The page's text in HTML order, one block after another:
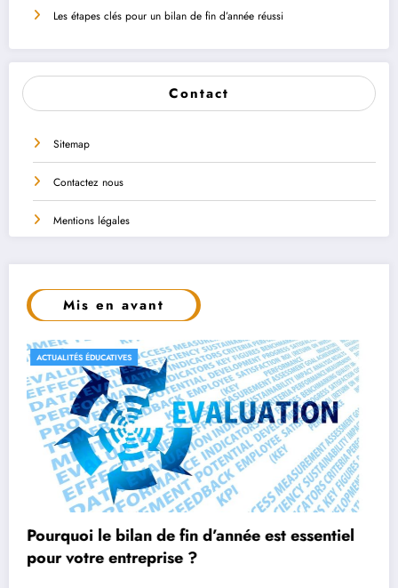
Les étapes clés pour un bilan de fin d’année réussi
Contact
Sitemap
Contactez nous
Mentions légales
Mis en avant
CONSEILS ET ASTUCES